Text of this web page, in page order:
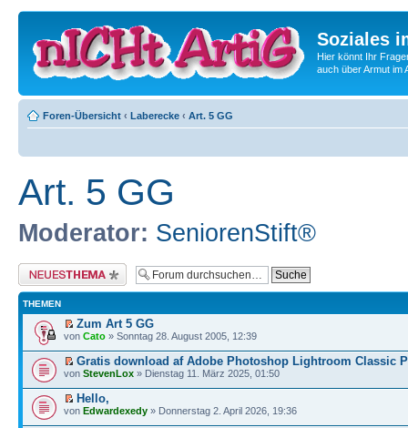
Soziales
Hier könnt Ihr
auch über Armut im
Foren-Übersicht ‹ Laberecke ‹ Art. 5 GG
Art. 5 GG
Moderator: SeniorenStift®
Neues Thema erstellen
THEMEN
Zum Art 5 GG
von Cato » Sonntag 28. August 2005, 12:39
Gratis download af Adobe Photoshop Lightroom Classic
von StevenLox » Dienstag 11. März 2025, 01:50
Hello,
von Edwardexedy » Donnerstag 2. April 2026, 19:36